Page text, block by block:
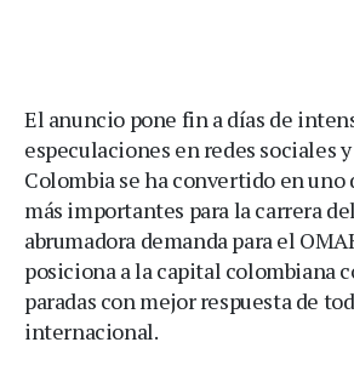
El anuncio pone fin a días de
especulaciones en redes sociales
Colombia se ha convertido en uno
más importantes para la carrera
abrumadora demanda para el
posiciona a la capital colombiana
paradas con mejor respuesta de
internacional.